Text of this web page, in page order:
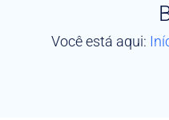
Você está aqui: